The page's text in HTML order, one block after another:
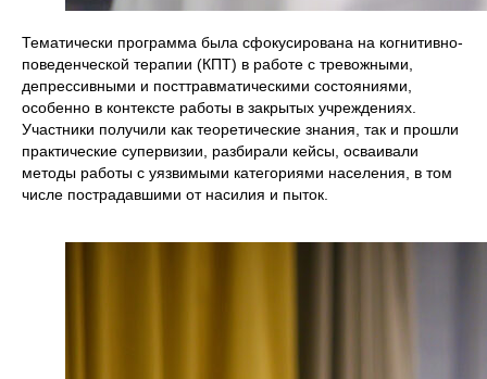
Тематически программа была сфокусирована на когнитивно-
поведенческой терапии (КПТ) в работе с тревожными,
депрессивными и посттравматическими состояниями,
особенно в контексте работы в закрытых учреждениях.
Участники получили как теоретические знания, так и прошли
практические супервизии, разбирали кейсы, осваивали
методы работы с уязвимыми категориями населения, в том
числе пострадавшими от насилия и пыток.